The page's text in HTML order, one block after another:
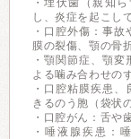
・埋伏歯（親知
し、炎症を起こし
・口腔外傷：事
膜の裂傷、顎の骨
・顎関節症、顎
よる噛み合わせの
・口腔粘膜疾患
きるのう胞（袋状
・口腔がん：舌や
・唾液腺疾患：